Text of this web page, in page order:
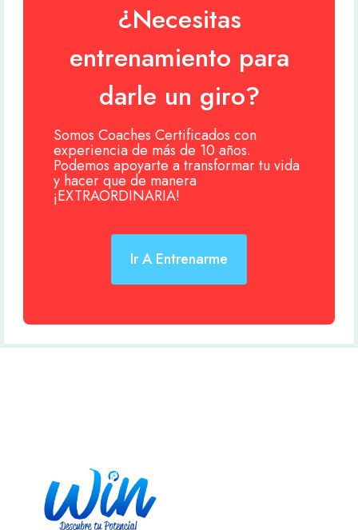
¿Necesitas
entrenamiento para
darle un giro?
Somos Coaches Certificados con
experiencia de más de 10 años.
Podemos apoyarte a transformar tu vida
y hacer que de manera
¡EXTRAORDINARIA!
Ir A Entrenarme